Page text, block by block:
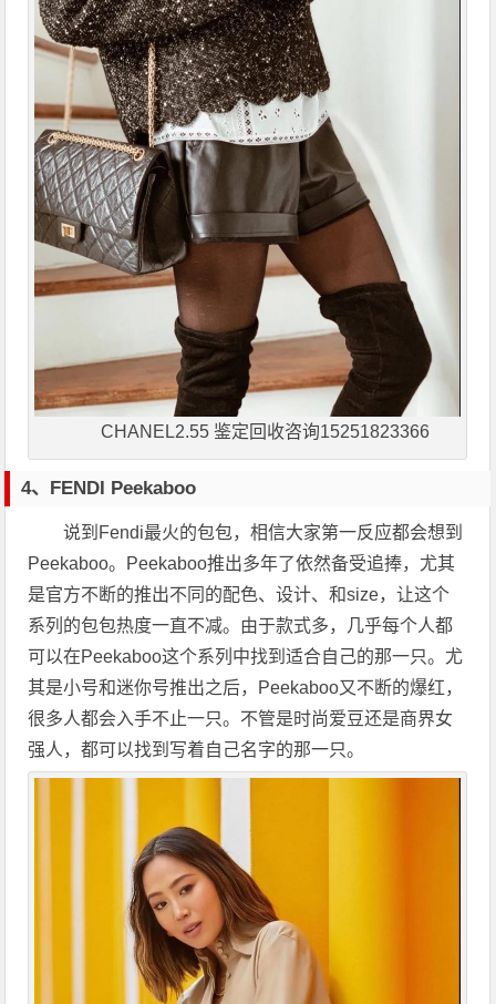
CHANEL2.55 鉴定回收咨询15251823366
4、 FENDI Peekaboo
说到Fendi最火的包包，相信大家第一反应都会想到
Peekaboo。Peekaboo推出多年了依然备受追捧，尤其
是官方不断的推出不同的配色、设计、和size，让这个
系列的包包热度一直不减。由于款式多，几乎每个人都
可以在Peekaboo这个系列中找到适合自己的那一只。尤
其是小号和迷你号推出之后，Peekaboo又不断的爆红，
很多人都会入手不止一只。不管是时尚爱豆还是商界女
强人，都可以找到写着自己名字的那一只。